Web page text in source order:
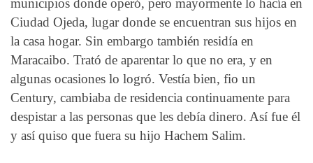
Ciudad Ojeda, lugar donde se encuentran sus hijos en
la casa hogar. Sin embargo también residía en
Maracaibo. Trató de aparentar lo que no era, y en
algunas ocasiones lo logró. Vestía bien, fio un
Century, cambiaba de residencia continuamente para
despistar a las personas que les debía dinero. Así fue él
y así quiso que fuera su hijo Hachem Salim.